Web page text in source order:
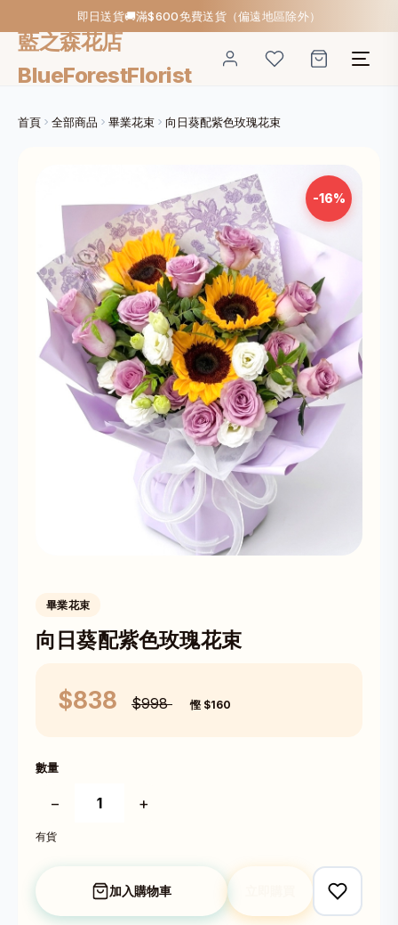
即日送貨🚚滿$600免費送貨（偏遠地區除外）
藍之森花店
BlueForestFlorist
首頁 全部商品 畢業花束 向日葵配紫色玫瑰花束
-16%
畢業花束
向日葵配紫色玫瑰花束
$838 $998 慳 $160
數量
− +
有貨
加入購物車